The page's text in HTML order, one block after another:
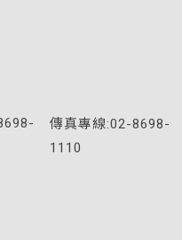
傳真專線:02-8698-
1110